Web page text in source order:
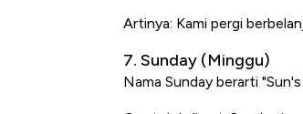
Artinya: Kami pergi
7. Sunday (Minggu)
Nama Sunday berarti